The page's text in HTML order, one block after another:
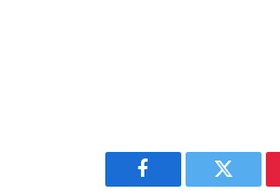
Facebook Twitter